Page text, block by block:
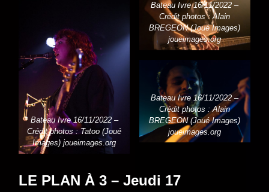
Bateau Ivre 16/11/2022 –
Crédit photos : Tatoo (Joué
Images) joueimages.org
Bateau Ivre 16/11/2022 –
Crédit photos : Alain
BREGEON (Joué Images)
joueimages.org
Bateau Ivre 16/11/2022 –
Crédit photos : Alain
BREGEON (Joué Images)
joueimages.org
LE PLAN À 3 – Jeudi 17